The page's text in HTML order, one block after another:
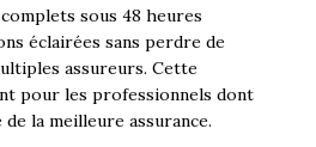
sous 48 heures
éclairées sans perdre de
assureurs. Cette
pour les professionnels dont
la meilleure assurance.